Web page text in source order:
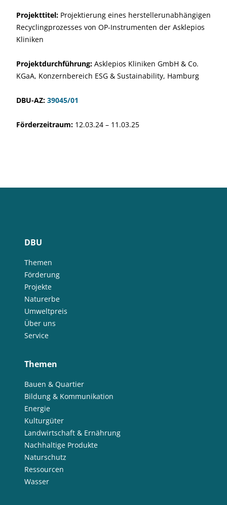
Projekttitel: Projektierung eines herstellerunabhängigen
Recyclingprozesses von OP-Instrumenten der Asklepios
Kliniken
Projektdurchführung: Asklepios Kliniken GmbH & Co.
KGaA, Konzernbereich ESG & Sustainability, Hamburg
DBU-AZ: 39045/01
Förderzeitraum: 12.03.24 – 11.03.25
DBU
Themen
Förderung
Projekte
Naturerbe
Umweltpreis
Über uns
Service
Themen
Bauen & Quartier
Bildung & Kommunikation
Energie
Kulturgüter
Landwirtschaft & Ernährung
Nachhaltige Produkte
Naturschutz
Ressourcen
Wasser